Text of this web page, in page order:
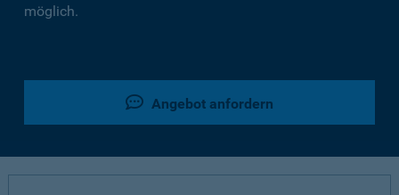
möglich.
Angebot anfordern